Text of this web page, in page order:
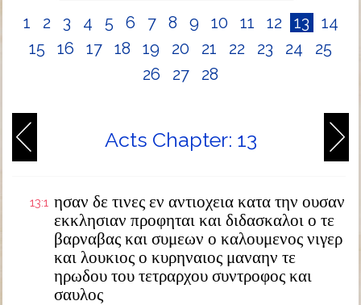
1 2 3 4 5 6 7 8 9 10 11 12 13
14
15
16 17 18 19 20 21 22 23 24
25
26
27 28
Acts Chapter: 13
13:1 ησαν δε τινες εν αντιοχεια κατα την ουσαν
εκκλησιαν προφηται και διδασκαλοι ο τε
βαρναβας και συμεων ο καλουμενος νιγερ
και λουκιος ο κυρηναιος μαναην τε
ηρωδου του τετραρχου συντροφος και
σαυλος